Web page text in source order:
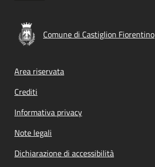
Comune di Castiglion Fiorentino
Footer menu
Area riservata
Crediti
Informativa privacy
Note legali
Dichiarazione di accessibilità